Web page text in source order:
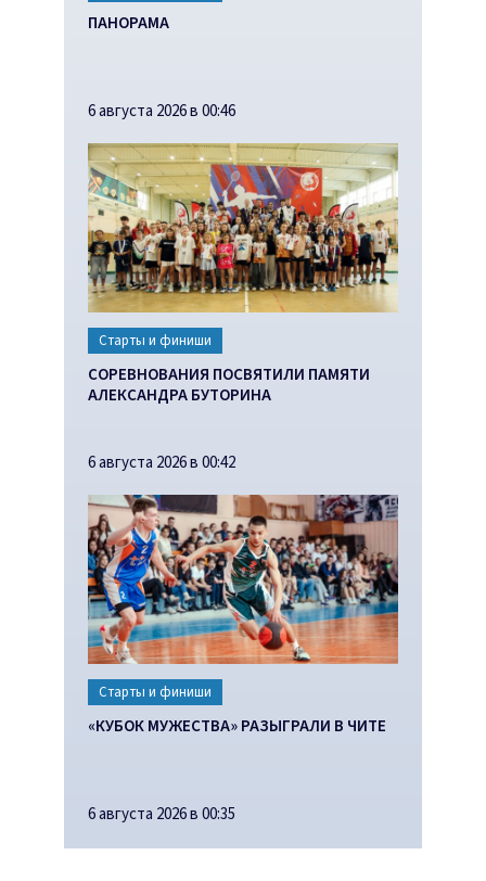
ПАНОРАМА
6 августа 2026 в 00:46
Старты и финиши
СОРЕВНОВАНИЯ ПОСВЯТИЛИ ПАМЯТИ
АЛЕКСАНДРА БУТОРИНА
6 августа 2026 в 00:42
Старты и финиши
«КУБОК МУЖЕСТВА» РАЗЫГРАЛИ В ЧИТЕ
6 августа 2026 в 00:35